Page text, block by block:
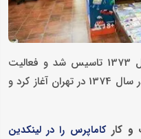
به گزارش کاماپرس، شهر کتاب در سال 1373 تاسیس شد و فعالیت
خود را با افتتاح نمایشگاه و فروشگاه در سال 1374 در تهران آغاز کرد و
و کارکاماپرس را در لینکدین